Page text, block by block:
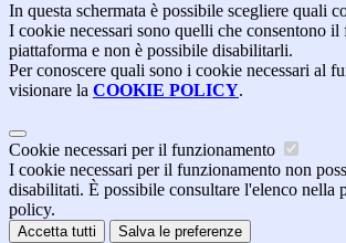
In questa schermata è possibile scegliere quali
I cookie necessari sono quelli che consentono
piattaforma e non è possibile disabilitarli.
Per conoscere quali sono i cookie necessari al
visionare la COOKIE POLICY.
Cookie necessari per il funzionamento
I cookie necessari per il funzionamento non
disabilitati. È possibile consultare l'elenco nella
policy.
Accetta tutti Salva le preferenze